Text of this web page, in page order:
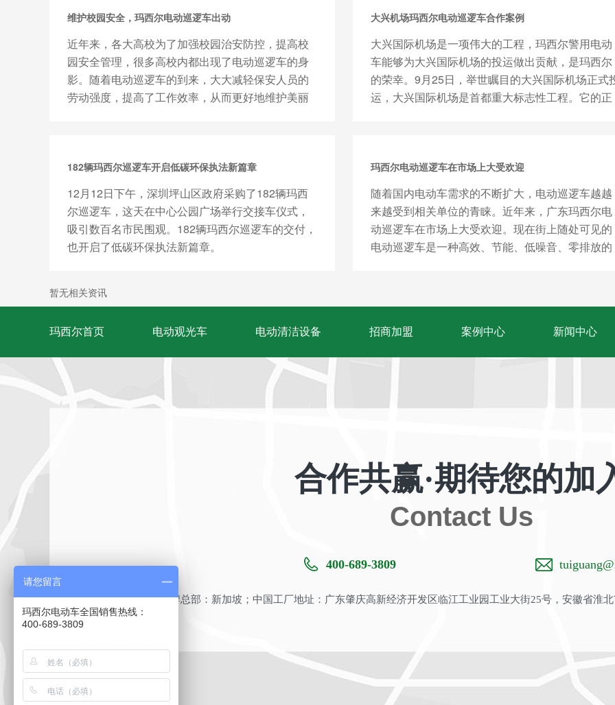
维护校园安全，玛西尔电动巡逻车出动
近年来，各大高校为了加强校园治安防控，提高校
园安全管理，很多高校内都出现了电动巡逻车的身
影。随着电动巡逻车的到来，大大减轻保安人员的
劳动强度，提高了工作效率，从而更好地维护美丽
大兴机场玛西尔电动巡逻车合作案例
大兴国际机场是一项伟大的工程，玛西尔警用电动
车能够为大兴国际机场的投运做出贡献，是玛西尔
的荣幸。9月25日，举世瞩目的大兴国际机场正式
运，大兴国际机场是首都重大标志性工程。它的正
182辆玛西尔巡逻车开启低碳环保执法新篇章
12月12日下午，深圳坪山区政府采购了182辆玛西
尔巡逻车，这天在中心公园广场举行交接车仪式，
吸引数百名市民围观。182辆玛西尔巡逻车的交付，
也开启了低碳环保执法新篇章。
玛西尔电动巡逻车在市场上大受欢迎
随着国内电动车需求的不断扩大，电动巡逻车越越
来越受到相关单位的青睐。近年来，广东玛西尔电
动巡逻车在市场上大受欢迎。现在街上随处可见的
电动巡逻车是一种高效、节能、低噪音、零排放的
暂无相关资讯
玛西尔首页 电动观光车 电动清洁设备 招商加盟 案例中心 新闻中心
合作共赢·期待您的加
Contact Us
400-689-3809
品牌总部：新加坡；中国工厂地址：广东肇庆高新经济开发区临江工业园工业大街25号，安徽省淮
请您留言
玛西尔电动车全国销售热线：
400-689-3809